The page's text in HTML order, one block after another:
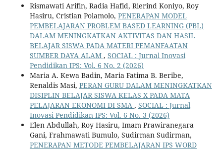
Rismawati Arifin, Radia Hafid, Rierind Koniyo, Roy
Hasiru, Cristian Polamolo, PENERAPAN MODEL
PEMBELAJARAN PROBLEM BASED LEARNING (PBL)
DALAM MENINGKATKAN AKTIVITAS DAN HASIL
BELAJAR SISWA PADA MATERI PEMANFAATAN
SUMBER DAYA ALAM , SOCIAL : Jurnal Inovasi
Pendidikan IPS: Vol. 6 No. 2 (2026)
Maria A. Kewa Badin, Maria Fatima B. Beribe,
Renaldis Masi, PERAN GURU DALAM MENINGKATKAN
DISIPLIN BELAJAR SISWA KELAS X PADA MATA
PELAJARAN EKONOMI DI SMA , SOCIAL : Jurnal
Inovasi Pendidikan IPS: Vol. 6 No. 3 (2026)
Elen Abdullah, Roy Hasiru, Imam Prawiranegara
Gani, Frahmawati Bumulo, Sudirman Sudirman,
PENERAPAN METODE PEMBELAJARAN IPS WORD